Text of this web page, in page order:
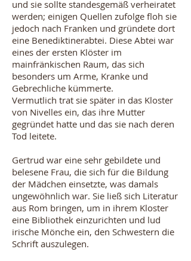
und sie sollte standesgemäß verheiratet
werden; einigen Quellen zufolge floh sie
jedoch nach Franken und gründete dort
eine Benediktinerabtei. Diese Abtei war
eines der ersten Klöster im
mainfränkischen Raum, das sich
besonders um Arme, Kranke und
Gebrechliche kümmerte.
Vermutlich trat sie später in das Kloster
von Nivelles ein, das ihre Mutter
gegründet hatte und das sie nach deren
Tod leitete.
Gertrud war eine sehr gebildete und
belesene Frau, die sich für die Bildung
der Mädchen einsetzte, was damals
ungewöhnlich war. Sie ließ sich Literatur
aus Rom bringen, um in ihrem Kloster
eine Bibliothek einzurichten und lud
irische Mönche ein, den Schwestern die
Schrift auszulegen.